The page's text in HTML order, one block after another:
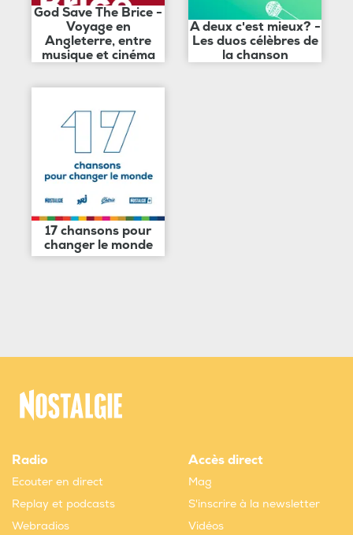
God Save The Brice -
Voyage en
Angleterre, entre
musique et cinéma
A deux c'est mieux? -
Les duos célèbres de
la chanson
17 chansons pour
changer le monde
Radio
Ecouter en direct
Replay et podcasts
Webradios
Accès direct
Mag
S'inscrire à la newsletter
Vidéos